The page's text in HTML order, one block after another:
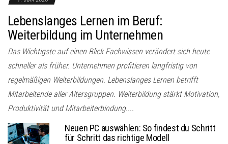
Lebenslanges Lernen im Beruf:
Weiterbildung im Unternehmen
Das Wichtigste auf einen Blick Fachwissen verändert sich heute
schneller als früher. Unternehmen profitieren langfristig von
regelmäßigen Weiterbildungen. Lebenslanges Lernen betrifft
Mitarbeitende aller Altersgruppen. Weiterbildung stärkt Motivation,
Produktivität und Mitarbeiterbindung....
Neuen PC auswählen: So findest du Schritt
für Schritt das richtige Modell